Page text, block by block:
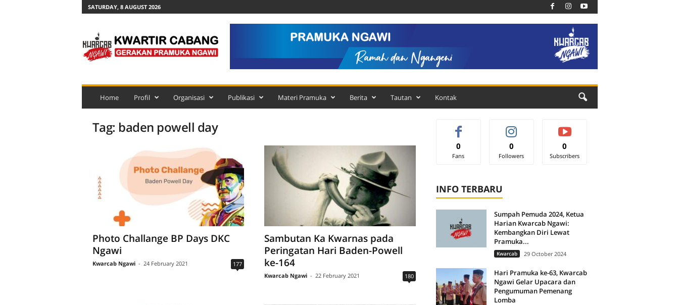
SATURDAY, 8 AUGUST 2026
a
r
b
g
Home Profil Organisasi Publikasi Materi Pramuka Berita Tautan Kontak
Tag: baden powell day
Photo Challange BP Days DKC
Ngawi
Kwarcab Ngawi - 24 February 2021 177
Sambutan Ka Kwarnas pada
Peringatan Hari Baden-Powell
ke-164
Kwarcab Ngawi - 22 February 2021 180
0
Fans
0
Followers
0
Subscribers
INFO TERBARU
Sumpah Pemuda 2024, Ketua
Harian Kwarcab Ngawi:
Kembangkan Diri Lewat
Pramuka...
Kwarcab 29 October 2024
Hari Pramuka ke-63, Kwarcab
Ngawi Gelar Upacara dan
Pengumuman Pemenang
Lomba